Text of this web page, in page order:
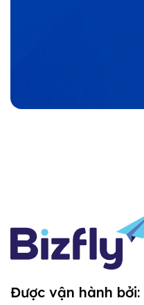
Được vận hành bởi: